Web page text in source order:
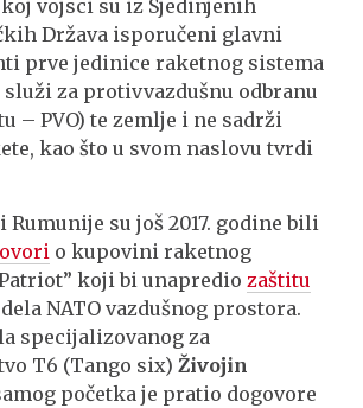
vojsci su iz Sjedinjenih
Država isporučeni glavni
prve jedinice raketnog sistema
za protivvazdušnu odbranu
– PVO) te zemlje i ne sadrži
kao što u svom naslovu tvrdi
Rumunije su još 2017. godine bili
o kupovini raketnog
koji bi unapredio zaštitu
NATO vazdušnog prostora.
specijalizovanog za
T6 (Tango six)Živojin
početka je pratio dogovore